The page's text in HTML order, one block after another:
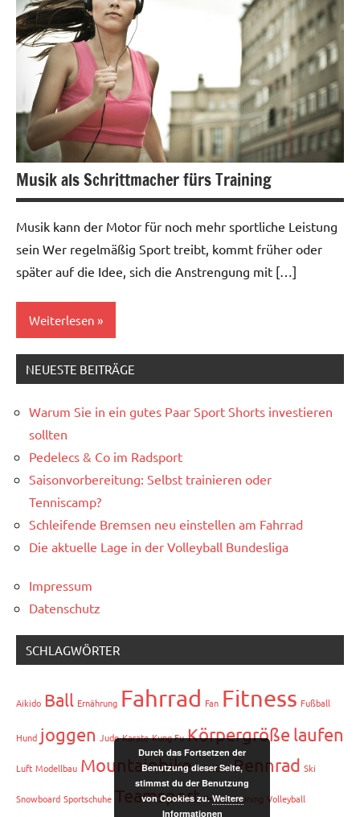
Musik als Schrittmacher fürs Training
Musik kann der Motor für noch mehr sportliche Leistung
sein Wer regelmäßig Sport treibt, kommt früher oder
später auf die Idee, sich die Anstrengung mit […]
Weiterlesen
Fitness
NEUESTE BEITRÄGE
Warum Sie in ein gutes Paar Sport Shorts investieren
sollten
Pedelecs & Co im Radsport
Saisonvorbereitung: Selbst trainieren oder
Tenniscamp?
Schleifende Bremsen neu einstellen am Fahrrad
Die aktuelle Lage in der Volleyball Bundesliga
Impressum
Datenschutz
SCHLAGWÖRTER
Aikido Ball Ernährung Fahrrad Fan Fitness Fußball
Hund joggen Judo Karate Kung Fu Körpergröße laufen
Luft Modellbau Mountainbike Paintball Rennrad Ski
Snowboard Sportschuhe Teamsport Tennis Training Volleyball
Durch das Fortsetzen der
Benutzung dieser Seite,
stimmst du der Benutzung
von Cookies zu.Weitere
Informationen